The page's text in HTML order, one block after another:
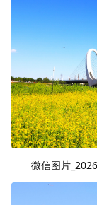
微信图片